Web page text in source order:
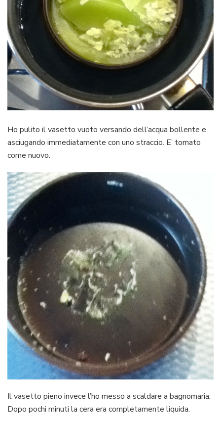
Ho pulito il vasetto vuoto versando dell’acqua bollente e
asciugando immediatamente con uno straccio. E’ tornato
come nuovo.
Il vasetto pieno invece l’ho messo a scaldare a bagnomaria.
Dopo pochi minuti la cera era completamente liquida.